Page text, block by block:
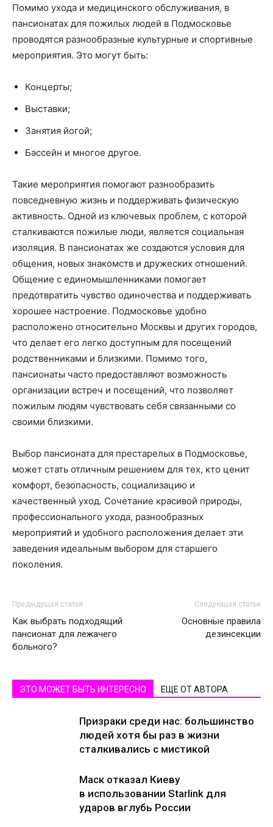
Помимо ухода и медицинского обслуживания, в
пансионатах для пожилых людей в Подмосковье
проводятся разнообразные культурные и спортивные
мероприятия. Это могут быть:
Концерты;
Выставки;
Занятия йогой;
Бассейн и многое другое.
Такие мероприятия помогают разнообразить
повседневную жизнь и поддерживать физическую
активность. Одной из ключевых проблем, с которой
сталкиваются пожилые люди, является социальная
изоляция. В пансионатах же создаются условия для
общения, новых знакомств и дружеских отношений.
Общение с единомышленниками помогает
предотвратить чувство одиночества и поддерживать
хорошее настроение. Подмосковье удобно
расположено относительно Москвы и других городов,
что делает его легко доступным для посещений
родственниками и близкими. Помимо того,
пансионаты часто предоставляют возможность
организации встреч и посещений, что позволяет
пожилым людям чувствовать себя связанными со
своими близкими.
Выбор пансионата для престарелых в Подмосковье,
может стать отличным решением для тех, кто ценит
комфорт, безопасность, социализацию и
качественный уход. Сочетание красивой природы,
профессионального ухода, разнообразных
мероприятий и удобного расположения делает эти
заведения идеальным выбором для старшего
поколения.
Предыдущая статья
Как выбрать подходящий
пансионат для лежачего
больного?
Следующая статья
Основные правила
дезинсекции
ЭТО МОЖЕТ БЫТЬ ИНТЕРЕСНО ЕЩЕ ОТ АВТОРА
Призраки среди нас: большинство
людей хотя бы раз в жизни
сталкивались с мистикой
Маск отказал Киеву
в использовании Starlink для
ударов вглубь России